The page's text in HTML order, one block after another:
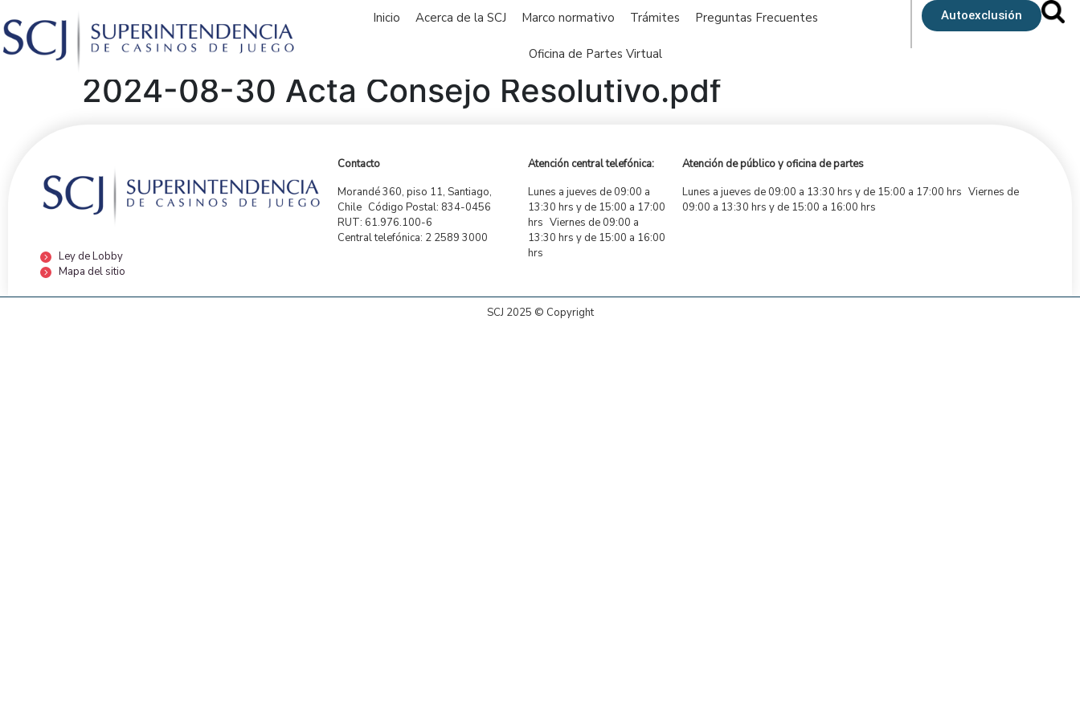
Inicio Acerca de la SCJ Marco normativo Trámites Preguntas Frecuentes
Oficina de Partes Virtual
Autoexclusión
2024-08-30 Acta Consejo Resolutivo.pdf
Ley de Lobby
Mapa del sitio
Contacto
Morandé 360, piso 11, Santiago,
Chile Código Postal: 834-0456
RUT: 61.976.100-6
Central telefónica: 2 2589 3000
Atención central telefónica:
Lunes a jueves de 09:00 a
13:30 hrs y de 15:00 a 17:00
hrs Viernes de 09:00 a
13:30 hrs y de 15:00 a 16:00
hrs
Atención de público y oficina de partes
Lunes a jueves de 09:00 a 13:30 hrs y de 15:00 a 17:00 hrs Viernes de
09:00 a 13:30 hrs y de 15:00 a 16:00 hrs
SCJ 2025 © Copyright